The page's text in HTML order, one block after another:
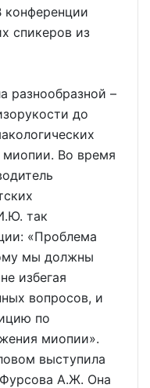
конференции
спикеров из
разнообразной –
до
миопии. Во время
так
«Проблема
мы должны
избегая
вопросов, и
по
миопии».
выступила
А.Ж. Она